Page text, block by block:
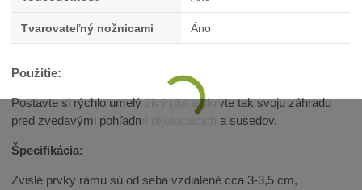
Tvarovateľný nožnicami Áno
Použitie:
Postavte si rýchlo umelý živý plot a skryte tak svoju záhradu
pred zvedavými pohľadmi okoloidúcich a susedov.
Špecifikácia:
Zvislé prvky rámu sú od seba vzdialené cca 3-3,5 cm,